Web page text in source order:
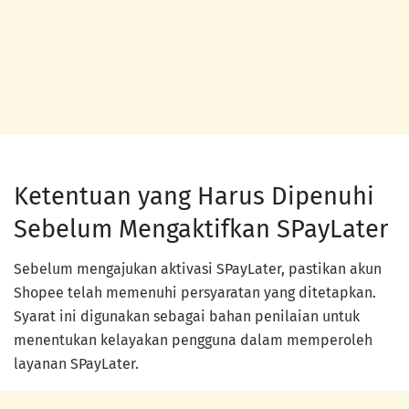
Ketentuan yang Harus Dipenuhi
Sebelum Mengaktifkan SPayLater
Sebelum mengajukan aktivasi SPayLater, pastikan akun
Shopee telah memenuhi persyaratan yang ditetapkan.
Syarat ini digunakan sebagai bahan penilaian untuk
menentukan kelayakan pengguna dalam memperoleh
layanan SPayLater.